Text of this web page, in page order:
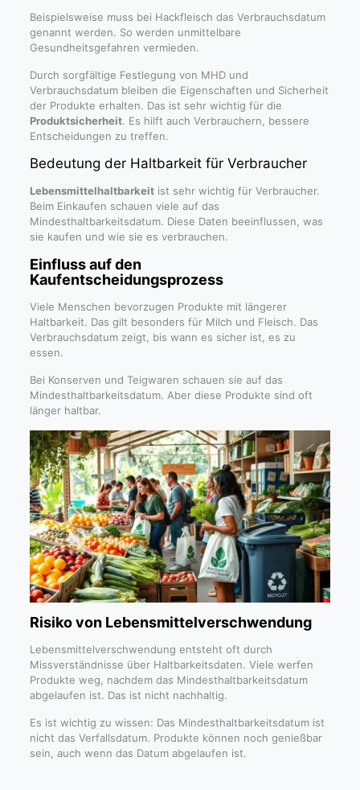
Beispielsweise muss bei Hackfleisch das Verbrauchsdatum
genannt werden. So werden unmittelbare
Gesundheitsgefahren vermieden.
Durch sorgfältige Festlegung von MHD und
Verbrauchsdatum bleiben die Eigenschaften und Sicherheit
der Produkte erhalten. Das ist sehr wichtig für die
Produktsicherheit. Es hilft auch Verbrauchern, bessere
Entscheidungen zu treffen.
Bedeutung der Haltbarkeit für Verbraucher
Lebensmittelhaltbarkeitist sehr wichtig für Verbraucher.
Beim Einkaufen schauen viele auf das
Mindesthaltbarkeitsdatum. Diese Daten beeinflussen, was
sie kaufen und wie sie es verbrauchen.
Einfluss auf den
Kaufentscheidungsprozess
Viele Menschen bevorzugen Produkte mit längerer
Haltbarkeit. Das gilt besonders für Milch und Fleisch. Das
Verbrauchsdatum zeigt, bis wann es sicher ist, es zu
essen.
Bei Konserven und Teigwaren schauen sie auf das
Mindesthaltbarkeitsdatum. Aber diese Produkte sind oft
länger haltbar.
Risiko von Lebensmittelverschwendung
Lebensmittelverschwendung entsteht oft durch
Missverständnisse über Haltbarkeitsdaten. Viele werfen
Produkte weg, nachdem das Mindesthaltbarkeitsdatum
abgelaufen ist. Das ist nicht nachhaltig.
Es ist wichtig zu wissen: Das Mindesthaltbarkeitsdatum ist
nicht das Verfallsdatum. Produkte können noch genießbar
sein, auch wenn das Datum abgelaufen ist.